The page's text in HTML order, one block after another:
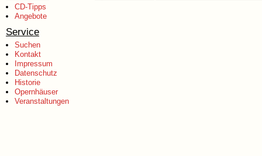
CD-Tipps
Angebote
Service
Suchen
Kontakt
Impressum
Datenschutz
Historie
Opernhäuser
Veranstaltungen